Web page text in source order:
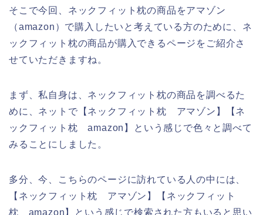
そこで今回、ネックフィット枕の商品をアマゾン
（amazon）で購入したいと考えている方のために、ネ
ックフィット枕の商品が購入できるページをご紹介さ
せていただきますね。
まず、私自身は、ネックフィット枕の商品を調べるた
めに、ネットで【ネックフィット枕 アマゾン】【ネ
ックフィット枕 amazon】という感じで色々と調べて
みることにしました。
多分、今、こちらのページに訪れている人の中には、
【ネックフィット枕 アマゾン】【ネックフィット
枕 amazon】という感じで検索された方もいると思い